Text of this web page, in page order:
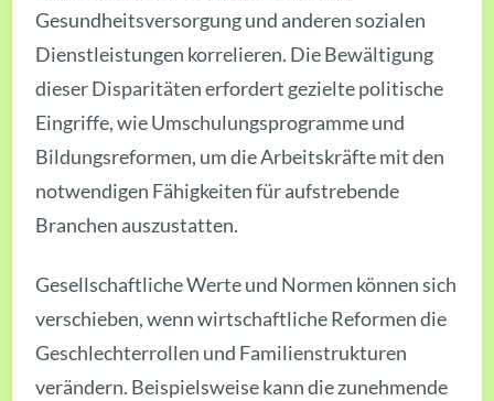
Gesundheitsversorgung und anderen sozialen
Dienstleistungen korrelieren. Die Bewältigung
dieser Disparitäten erfordert gezielte politische
Eingriffe, wie Umschulungsprogramme und
Bildungsreformen, um die Arbeitskräfte mit den
notwendigen Fähigkeiten für aufstrebende
Branchen auszustatten.
Gesellschaftliche Werte und Normen können sich
verschieben, wenn wirtschaftliche Reformen die
Geschlechterrollen und Familienstrukturen
verändern. Beispielsweise kann die zunehmende